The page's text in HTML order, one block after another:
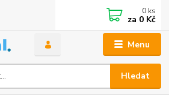
Menu
Hledat
0 ks
za 0 Kč